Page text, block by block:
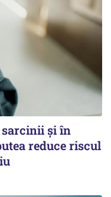
și în
reduce riscul